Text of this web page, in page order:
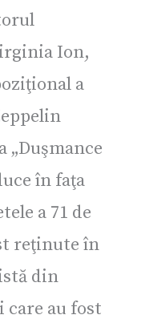
Ion,
a
„Duşmance
în faţa
a 71 de
reţinute în
din
au fost